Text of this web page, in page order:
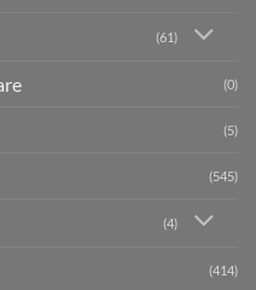
(61)
(0)
(5)
(545)
(4)
(414)